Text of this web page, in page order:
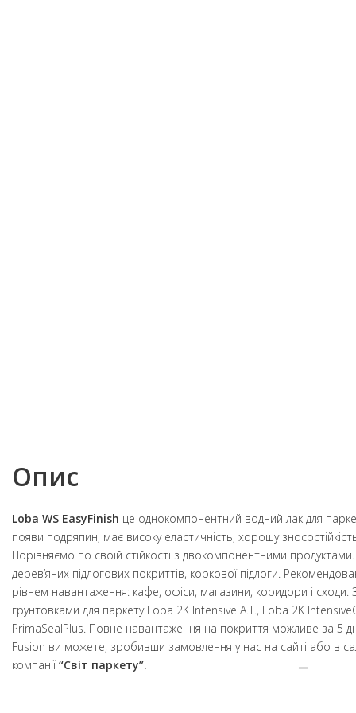
Опис
Loba WS EasyFinish це однокомпонентний водний лак для
появи подряпин, має високу еластичність, хорошу зносостійкість
Порівняємо по своїй стійкості з двокомпонентними
дерев’яних підлогових покриттів, коркової підлоги.
рівнем навантаження: кафе, офіси, магазини, коридори і сходи.
грунтовками для паркету Loba 2K Intensive A.T., Loba 2K
PrimaSealPlus. Повне навантаження на покриття можливе за 5
Fusion ви можете, зробивши замовлення у нас на сайті або в
компанії“Світ паркету”.